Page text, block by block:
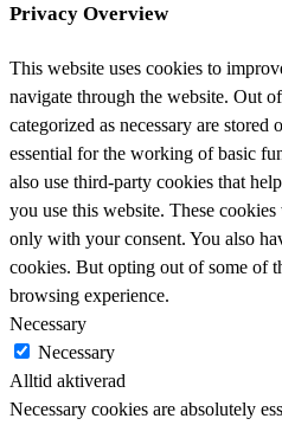
Privacy Overview
This website uses cookies to
navigate through the website. Out
categorized as necessary are stored
essential for the working of basic
also use third-party cookies that
you use this website. These
only with your consent. You also
cookies. But opting out of some of
browsing experience.
Necessary
Necessary
Alltid aktiverad
Necessary cookies are absolutely